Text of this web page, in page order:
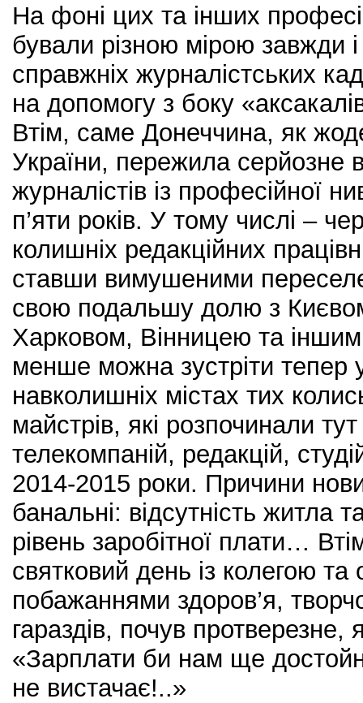
На фоні цих та інших
бували різною мірою завжди
справжніх журналістських
на допомогу з боку
Втім, саме Донеччина, як
України, пережила серйозне
журналістів із професійної
п’яти років. У тому числі –
колишніх редакційних
ставши вимушеними
свою подальшу долю з
Харковом, Вінницею та
менше можна зустріти тепер
навколишніх містах тих
майстрів, які розпочинали
телекомпаній, редакцій,
2014-2015 роки. Причини
банальні: відсутність житла
рівень заробітної плати…
святковий день із колегою
побажаннями здоров’я,
гараздів, почув
«Зарплати би нам ще
не вистачає!..»